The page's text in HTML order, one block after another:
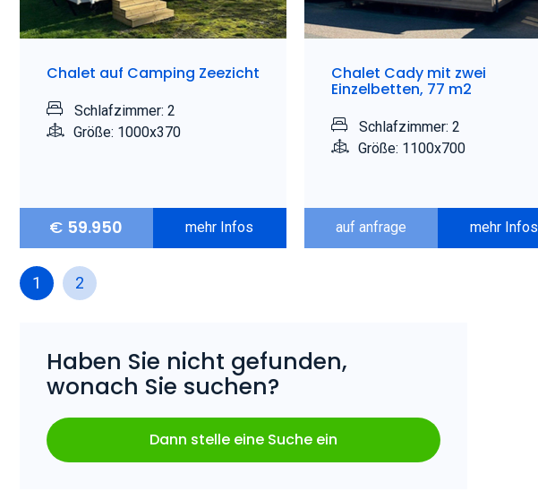
Chalet auf Camping Zeezicht
Schlafzimmer: 2
Größe: 1000x370
€ 59.950 mehr Infos
Chalet Cady mit zwei
Einzelbetten, 77 m2
Schlafzimmer: 2
Größe: 1100x700
auf anfrage mehr Infos
1 2
Haben Sie nicht gefunden,
wonach Sie suchen?
Dann stelle eine Suche ein